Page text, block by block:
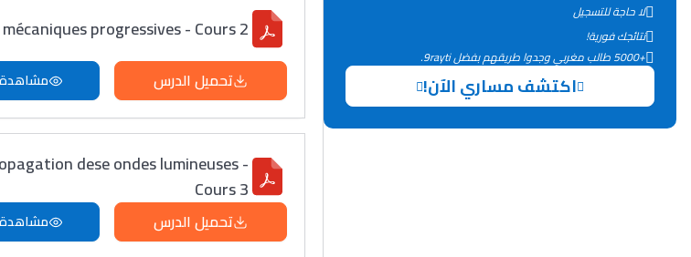
progressives - Cours 2
تحميل الدرس
dese ondes lumineuses -
Cours 3
تحميل الدرس
لا حاجة للتسجيل
نتائجك فورية!
+5000 طالب مغربي وجدوا طريقهم بفضل 9rayti.
اكتشف مساري الآن!